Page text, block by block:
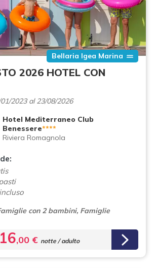
Bellaria Igea Marina
2026 HOTEL CON
2023 al 23/08/2026
Hotel Mediterraneo Club
Benessere****
Riviera Romagnola
con 2 bambini, Famiglie
,00 € notte / adulto